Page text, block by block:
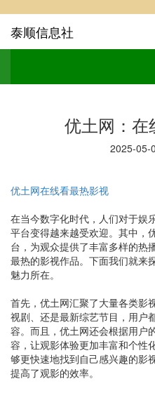
泰顺信息社
优土网：在
2025-05-
优土网在线看最热影视
在当今数字化时代，人们对于娱
平台变得越来越受欢迎。其中，
台，为观众提供了丰富多样的热
最热的影视作品。下面我们就来
魅力所在。
首先，优土网汇聚了大量各类影
视剧、还是最新综艺节目，用户
容。而且，优土网还会根据用户
容，让观影体验更加丰富和个性
够更快速地找到自己感兴趣的影
提高了观影的效率。